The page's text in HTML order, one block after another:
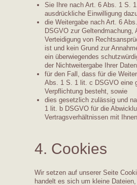
Sie Ihre nach Art. 6 Abs. 1 S.
ausdrückliche Einwilligung
die Weitergabe nach Art. 6
DSGVO zur Geltendmachung,
Verteidigung von
ist und kein Grund zur
ein überwiegendes
der Nichtweitergabe Ihrer
für den Fall, dass für die
Abs. 1 S. 1 lit. c DSGVO eine
Verpflichtung besteht, sowie
dies gesetzlich zulässig und
1 lit. b DSGVO für die
Vertragsverhältnissen mit
4. Cookies
Wir setzen auf unserer Seite
handelt es sich um kleine